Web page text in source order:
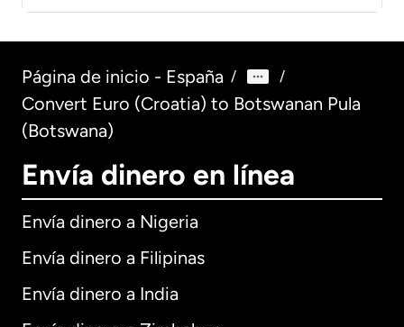
Página de inicio - España / /
Convert Euro (Croatia) to Botswanan Pula
(Botswana)
Envía dinero en línea
Envía dinero a Nigeria
Envía dinero a Filipinas
Envía dinero a India